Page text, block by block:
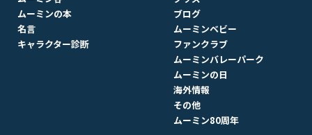
ムーミンの本
名言
キャラクター診断
ブログ
ムーミンベビー
ファンクラブ
ムーミンバレーパーク
ムーミンの日
海外情報
その他
ムーミン80周年